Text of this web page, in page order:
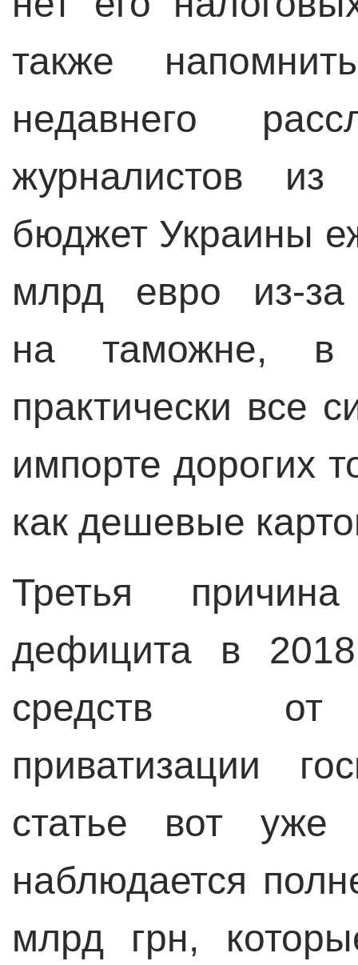
также
недавнего
журналистов из
бюджет Украины
млрд евро из-за
на таможне, в
практически все
импорте дорогих
как дешевые
Третья
дефицита в
средств от
приватизации
статье вот уже
наблюдается
млрд грн,